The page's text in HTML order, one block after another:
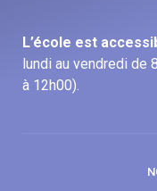
L’école est
lundi au vendredi de
à 12h00).